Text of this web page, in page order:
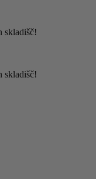
skladišč!
skladišč!